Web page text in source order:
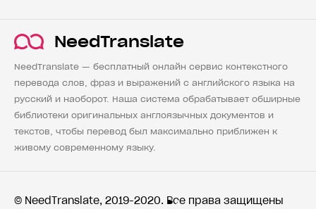
NeedTranslate
NeedTranslate — бесплатный онлайн сервис контекстного
перевода слов, фраз и выражений с английского языка на
русский и наоборот. Наша система обрабатывает обширные
библиотеки оригинальных англоязычных документов и
текстов, чтобы перевод был максимально приближен к
живому современному языку.
© NeedTranslate, 2019-2020. Все права защищены